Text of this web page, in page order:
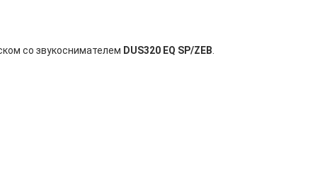
со звукоснимателем DUS320 EQ SP/ZEB